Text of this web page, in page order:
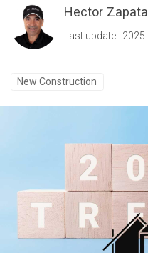
Hector Zapata
Last update:
New Construction